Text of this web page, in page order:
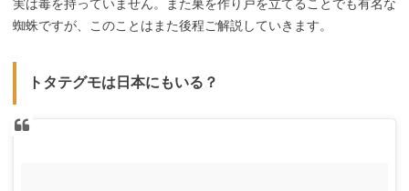
実は毒を持っていません。また巣を作り戸を立てることでも有名な
蜘蛛ですが、このことはまた後程ご解説していきます。
トタテグモは日本にもいる？